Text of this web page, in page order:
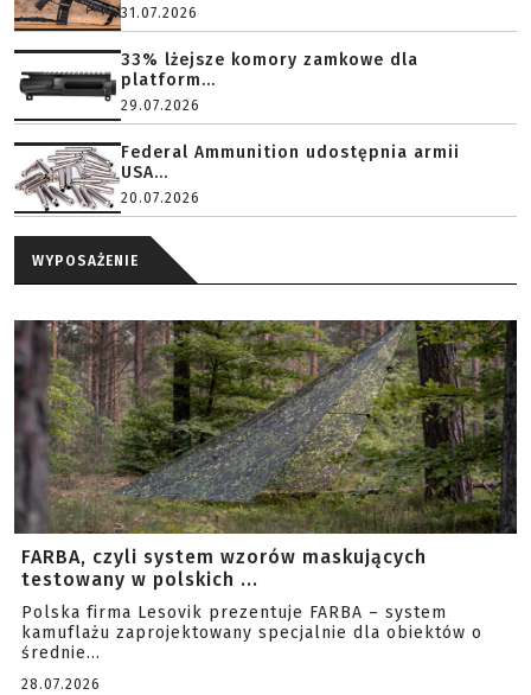
31.07.2026
33% lżejsze komory zamkowe dla
platform...
29.07.2026
Federal Ammunition udostępnia armii
USA...
20.07.2026
WYPOSAŻENIE
FARBA, czyli system wzorów maskujących
testowany w polskich ...
Polska firma Lesovik prezentuje FARBA – system
kamuflażu zaprojektowany specjalnie dla obiektów o
średnie...
28.07.2026